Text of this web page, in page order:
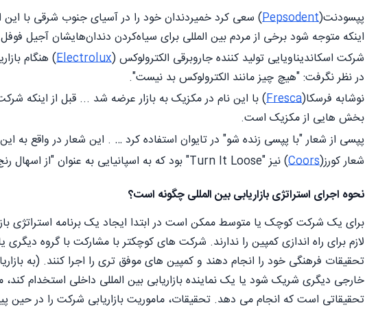
پپسودنت(Pepsodent) سعی کرد خمیردندان خود را در آسیای جنوب شرقی با این
اینکه متوجه شود برخی از مردم بین المللی برای سیاه‌کردن دندان‌هایشان آجیل
شرکت اسکاندیناویایی تولید کننده جاروبرقی الکترولوکس (Electrolux) هنگام
در نظر نگرفت: "هیچ چیز مانند الکترولوکس بد نیست".
نوشابه فرسکا(Fresca) با این نام در مکزیک به بازار عرضه شد ... قبل از اینکه
بخش هایی از مکزیک است.
پپسی از شعار "با پپسی زنده شو" در تایوان استفاده کرد … . این شعار در واقع به
شعار کورز(Coors) نیز "Turn It Loose" بود که به اسپانیایی به عنوان "از اسهال رنج ببر" ترجمه شد.
نحوه اجرای استراتژی بازاریابی بین المللی چگونه است؟
برای یک شرکت کوچک یا متوسط ممکن است در ابتدا ایجاد یک برنامه استراتژی
لازم برای راه اندازی کمپین را ندارند. شرکت های کوچکتر با مشارکت با گروه دیگری
تحقیقات فرهنگی خود را انجام دهند و کمپین های موفق تری را اجرا کنند. (به
خارجی دیگری شریک شود یا یک نماینده بازاریابی بین المللی داخلی استخدام کند،
تحقیقاتی است که انجام می دهد. تحقیقات، ماموریت بازاریابی شرکت را در حین